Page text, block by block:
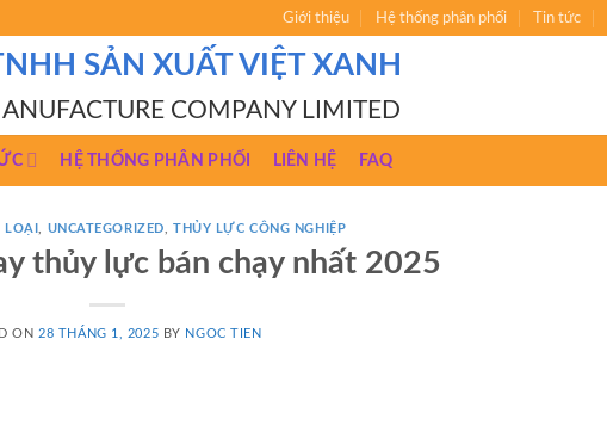
Giới thiệu Hệ thống phân phối Tin tức
SẢN XUẤT VIỆT XANH
COMPANY LIMITED
HỆ THỐNG PHÂN PHỐI LIÊN HỆ FAQ
UNCATEGORIZED THỦY LỰC CÔNG NGHIỆP
thủy lực bán chạy nhất 2025
ON 28 THÁNG 1, 2025 BY NGOC TIEN